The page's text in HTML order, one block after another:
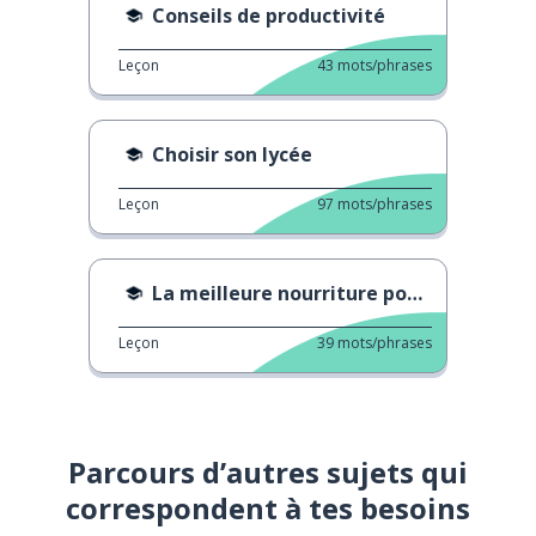
Conseils de productivité
Leçon 43 mots/phrases
Choisir son lycée
Leçon 97 mots/phrases
La meilleure nourriture pour étudier
Leçon 39 mots/phrases
Parcours d’autres sujets qui
correspondent à tes besoins